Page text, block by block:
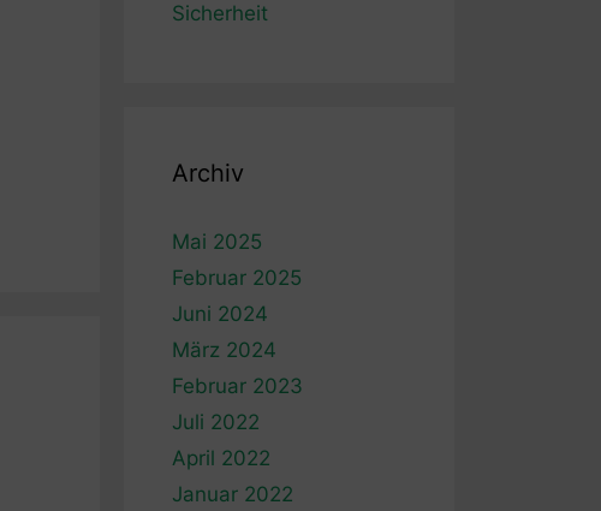
Sicherheit
Archiv
Mai 2025
Februar 2025
Juni 2024
März 2024
Februar 2023
Juli 2022
April 2022
Januar 2022